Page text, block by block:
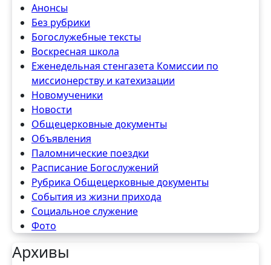
Анонсы
Без рубрики
Богослужебные тексты
Воскресная школа
Еженедельная стенгазета Комиссии по
миссионерству и катехизации
Новомученики
Новости
Общецерковные документы
Объявления
Паломнические поездки
Расписание Богослужений
Рубрика Общецерковные документы
События из жизни прихода
Социальное служение
Фото
Архивы